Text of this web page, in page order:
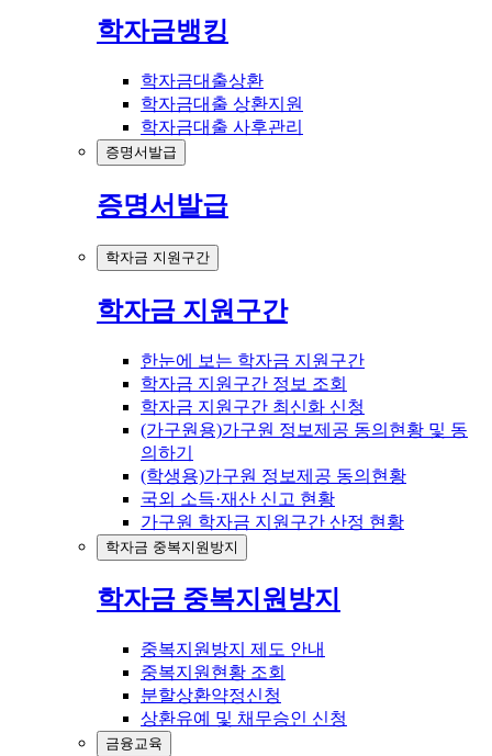
학자금뱅킹
학자금대출상환
학자금대출 상환지원
학자금대출 사후관리
증명서발급
증명서발급
학자금 지원구간
학자금 지원구간
한눈에 보는 학자금 지원구간
학자금 지원구간 정보 조회
학자금 지원구간 최신화 신청
(가구원용)가구원 정보제공 동의현황 및 동
의하기
(학생용)가구원 정보제공 동의현황
국외 소득·재산 신고 현황
가구원 학자금 지원구간 산정 현황
학자금 중복지원방지
학자금 중복지원방지
중복지원방지 제도 안내
중복지원현황 조회
분할상환약정신청
상환유예 및 채무승인 신청
금융교육